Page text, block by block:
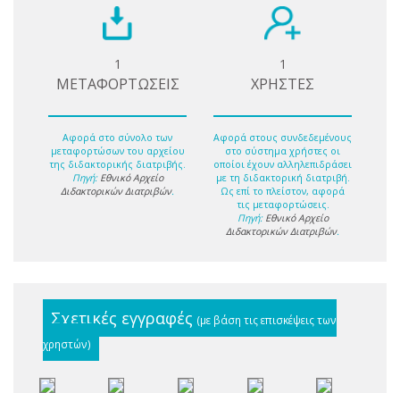
1
ΜΕΤΑΦΟΡΤΩΣΕΙΣ
Αφορά στο σύνολο των
μεταφορτώσων του αρχείου
της διδακτορικής διατριβής.
Πηγή: Εθνικό Αρχείο
Διδακτορικών Διατριβών.
1
ΧΡΗΣΤΕΣ
Αφορά στους συνδεδεμένους
στο σύστημα χρήστες οι
οποίοι έχουν αλληλεπιδράσει
με τη διδακτορική διατριβή.
Ως επί το πλείστον, αφορά
τις μεταφορτώσεις.
Πηγή: Εθνικό Αρχείο
Διδακτορικών Διατριβών.
Σχετικές εγγραφές (με βάση τις επισκέψεις των
χρηστών)